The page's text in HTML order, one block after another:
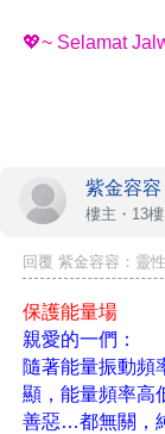
💖~ Selamat
紫金容容
樓主 ・13樓
回覆 紫金容容：靈
保護能量場
親愛的一們：
隨著能量振動頻
顯，能量頻率高
善惡…都無關，